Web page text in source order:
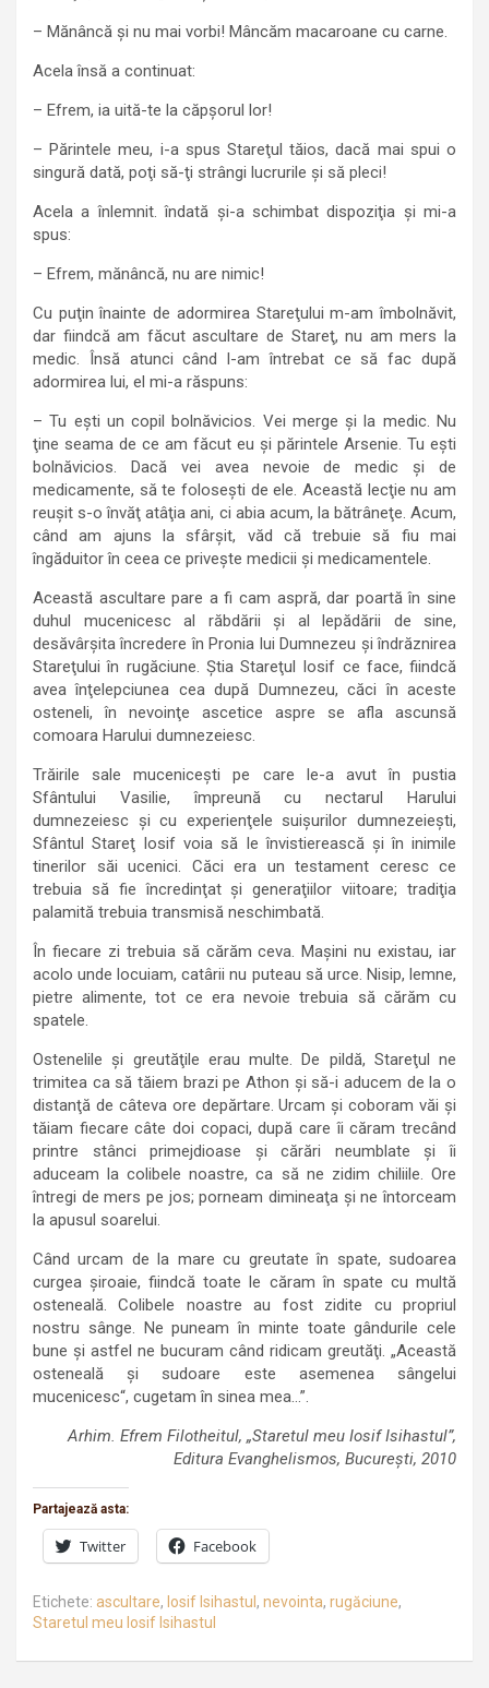
– Mănâncă şi nu mai vorbi! Mâncăm macaroane cu carne.
Acela însă a continuat:
– Efrem, ia uită-te la căpşorul lor!
– Părintele meu, i-a spus Stareţul tăios, dacă mai spui o
singură dată, poţi să-ţi strângi lucrurile şi să pleci!
Acela a înlemnit. îndată şi-a schimbat dispoziţia şi mi-a
spus:
– Efrem, mănâncă, nu are nimic!
Cu puţin înainte de adormirea Stareţului m-am îmbolnăvit,
dar fiindcă am făcut ascultare de Stareţ, nu am mers la
medic. Însă atunci când l-am întrebat ce să fac după
adormirea lui, el mi-a răspuns:
– Tu eşti un copil bolnăvicios. Vei merge şi la medic. Nu
ţine seama de ce am făcut eu şi părintele Arsenie. Tu eşti
bolnăvicios. Dacă vei avea nevoie de medic şi de
medicamente, să te foloseşti de ele. Această lecţie nu am
reuşit s-o învăţ atâţia ani, ci abia acum, la bătrâneţe. Acum,
când am ajuns la sfârşit, văd că trebuie să fiu mai
îngăduitor în ceea ce priveşte medicii şi medicamentele.
Această ascultare pare a fi cam aspră, dar poartă în sine
duhul mucenicesc al răbdării şi al lepădării de sine,
desăvârşita încredere în Pronia lui Dumnezeu şi îndrăznirea
Stareţului în rugăciune. Ştia Stareţul Iosif ce face, fiindcă
avea înţelepciunea cea după Dumnezeu, căci în aceste
osteneli, în nevoinţe ascetice aspre se afla ascunsă
comoara Harului dumnezeiesc.
Trăirile sale muceniceşti pe care le-a avut în pustia
Sfântului Vasilie, împreună cu nectarul Harului
dumnezeiesc şi cu experienţele suişurilor dumnezeieşti,
Sfântul Stareţ Iosif voia să le învistierească şi în inimile
tinerilor săi ucenici. Căci era un testament ceresc ce
trebuia să fie încredinţat şi generaţiilor viitoare; tradiţia
palamită trebuia transmisă neschimbată.
În fiecare zi trebuia să cărăm ceva. Maşini nu existau, iar
acolo unde locuiam, catârii nu puteau să urce. Nisip, lemne,
pietre alimente, tot ce era nevoie trebuia să cărăm cu
spatele.
Ostenelile şi greutăţile erau multe. De pildă, Stareţul ne
trimitea ca să tăiem brazi pe Athon şi să-i aducem de la o
distanţă de câteva ore depărtare. Urcam şi coboram văi şi
tăiam fiecare câte doi copaci, după care îi căram trecând
printre stânci primejdioase şi cărări neumblate şi îi
aduceam la colibele noastre, ca să ne zidim chiliile. Ore
întregi de mers pe jos; porneam dimineaţa şi ne întorceam
la apusul soarelui.
Când urcam de la mare cu greutate în spate, sudoarea
curgea şiroaie, fiindcă toate le căram în spate cu multă
osteneală. Colibele noastre au fost zidite cu propriul
nostru sânge. Ne puneam în minte toate gândurile cele
bune şi astfel ne bucuram când ridicam greutăţi. „Această
osteneală şi sudoare este asemenea sângelui
mucenicesc“, cugetam în sinea mea…”.
Arhim. Efrem Filotheitul, „Staretul meu Iosif Isihastul”,
Editura Evanghelismos, București, 2010
Partajează asta:
Twitter Facebook
Etichete: ascultare, Iosif Isihastul , nevointa, rugăciune,
Staretul meu Iosif Isihastul